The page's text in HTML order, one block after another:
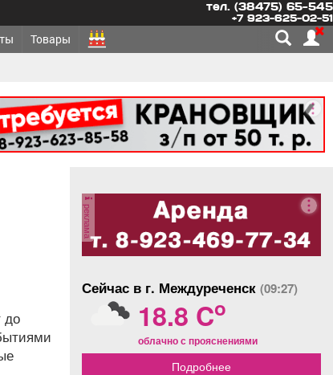
тел. (38475) 65-545
+7 923-625-02-51
Товары
до
реклама
Сейчас в г. Междуреченск (09:27)
18.8 Co
облачно с прояснениями
Подробнее